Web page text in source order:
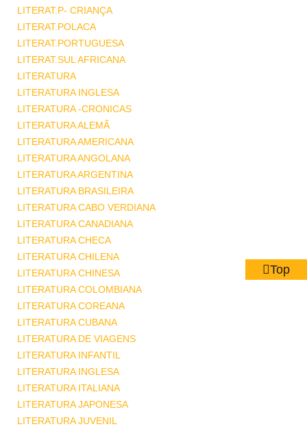
LITERAT.P- CRIANÇA
LITERAT.POLACA
LITERAT.PORTUGUESA
LITERAT.SUL AFRICANA
LITERATURA
LITERATURA INGLESA
LITERATURA -CRONICAS
LITERATURA ALEMÃ
LITERATURA AMERICANA
LITERATURA ANGOLANA
LITERATURA ARGENTINA
LITERATURA BRASILEIRA
LITERATURA CABO VERDIANA
LITERATURA CANADIANA
LITERATURA CHECA
LITERATURA CHILENA
LITERATURA CHINESA
LITERATURA COLOMBIANA
LITERATURA COREANA
LITERATURA CUBANA
LITERATURA DE VIAGENS
LITERATURA INFANTIL
LITERATURA INGLESA
LITERATURA ITALIANA
LITERATURA JAPONESA
LITERATURA JUVENIL
Top